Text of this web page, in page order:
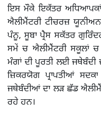
ਇਸ ਮੌਕੇ ਇਕੱਤਰ
ਐਲੀਮੈਂਟਰੀ ਟੀਚਰਜ਼ ਯੂਨੀਅਨ
ਪੰਨੂ, ਸੂਬਾ ਪ੍ਰੈਸ ਸਕੱਤਰ
ਸਮੇਂ ਚ ਐਲੀਮੈਂਟਰੀ ਸਕੂਲਾਂ
ਮੰਗਾਂ ਦੀ ਪੂਰਤੀ ਲਈ ਜਥੇਬੰਦੀ
ਜ਼ਿਕਰਯੋਗ ਪ੍ਰਾਪਤੀਆਂ
ਜਥੇਬੰਦੀਆਂ ਦਾ ਲੜ ਛੱਡ
ਰਹੇ ਹਨ।